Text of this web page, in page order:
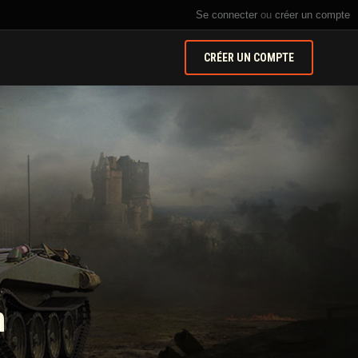
Se connecter ou créer un compte
CRÉER UN COMPTE